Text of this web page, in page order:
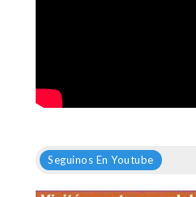
Seguinos En Youtube